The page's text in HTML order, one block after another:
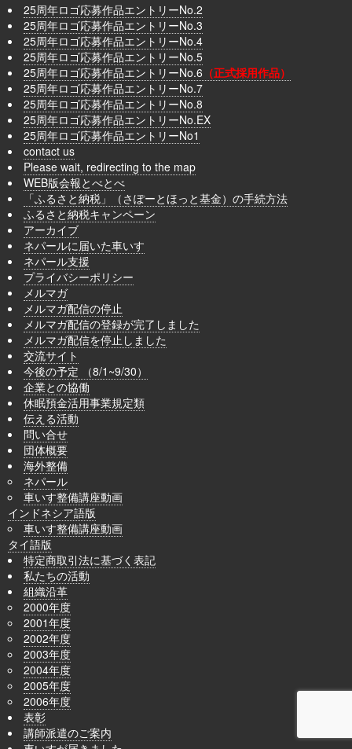
25周年ロゴ応募作品エントリーNo.2
25周年ロゴ応募作品エントリーNo.3
25周年ロゴ応募作品エントリーNo.4
25周年ロゴ応募作品エントリーNo.5
25周年ロゴ応募作品エントリーNo.6 （正式採用作品）
25周年ロゴ応募作品エントリーNo.7
25周年ロゴ応募作品エントリーNo.8
25周年ロゴ応募作品エントリーNo.EX
25周年ロゴ応募作品エントリーNo1
contact us
Please wait, redirecting to the map
WEB版会報とべとべ
「ふるさと納税」（さぽーとほっと基金）の手続方法
ふるさと納税キャンペーン
アーカイブ
ネパールに届いた車いす
ネパール支援
プライバシーポリシー
メルマガ
メルマガ配信の停止
メルマガ配信の登録が完了しました
メルマガ配信を停止しました
交流サイト
今後の予定 （8/1~9/30）
企業との協働
休眠預金活用事業規定類
伝える活動
問い合せ
団体概要
海外整備
ネパール
車いす整備講座動画
インドネシア語版
車いす整備講座動画
タイ語版
特定商取引法に基づく表記
私たちの活動
組織沿革
2000年度
2001年度
2002年度
2003年度
2004年度
2005年度
2006年度
表彰
講師派遣のご案内